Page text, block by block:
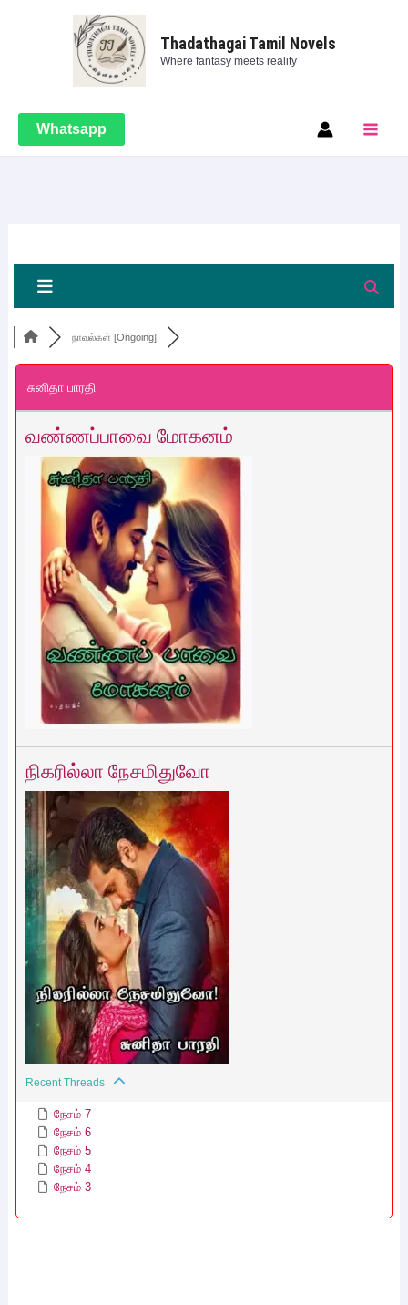
Thadathagai Tamil Novels
Where fantasy meets reality
Whatsapp
நாவல்கள் [Ongoing]
சுனிதா பாரதி
வண்ணப்பாவை மோகனம்
நிகரில்லா நேசமிதுவோ
Recent Threads
நேசம் 7
நேசம் 6
நேசம் 5
நேசம் 4
நேசம் 3